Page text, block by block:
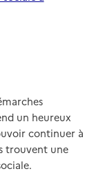
un heureux
continuer à
trouvent une